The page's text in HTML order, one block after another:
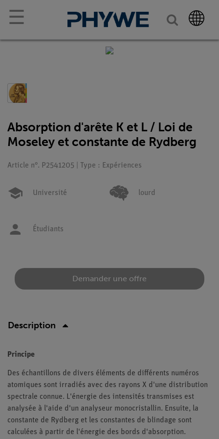
☰
Absorption d'arête K et L / Loi de
Moseley et constante de Rydberg
Article n°. P2541205 | Type : Expériences
Université lourd
Étudiants
Demander une offre
Description
Principe
Des échantillons de divers éléments de différents numéros
atomiques sont irradiés avec des rayons X d'une distribution
spectrale connue. L'énergie des intensités transmises est
analysée à l'aide d'un analyseur monocristallin. Ensuite, la
constante de Rydberg et les constantes de blindage sont
calculées à partir de l'énergie des bords d'absorption.